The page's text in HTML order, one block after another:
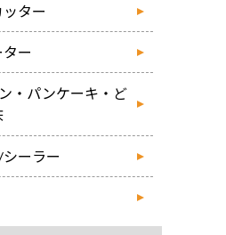
ター
ー
・パンケーキ・ど
ーラー